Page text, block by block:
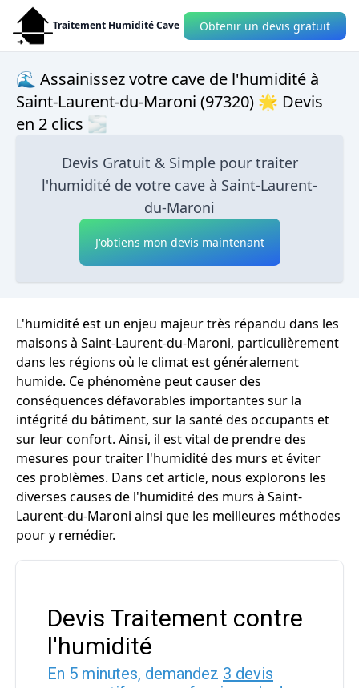
Traitement Humidité Cave Obtenir un devis gratuit
🌊 Assainissez votre cave de l'humidité à
Saint-Laurent-du-Maroni (97320) 🌟 Devis
en 2 clics 🌫
Devis Gratuit & Simple pour traiter
l'humidité de votre cave à Saint-Laurent-
du-Maroni
J'obtiens mon devis maintenant
L'humidité est un enjeu majeur très répandu dans les
maisons à Saint-Laurent-du-Maroni, particulièrement
dans les régions où le climat est généralement
humide. Ce phénomène peut causer des
conséquences défavorables importantes sur la
intégrité du bâtiment, sur la santé des occupants et
sur leur confort. Ainsi, il est vital de prendre des
mesures pour traiter l'humidité des murs et éviter
ces problèmes. Dans cet article, nous explorons les
diverses causes de l'humidité des murs à Saint-
Laurent-du-Maroni ainsi que les meilleures méthodes
pour y remédier.
Devis Traitement contre
l'humidité
En 5 minutes, demandez 3 devis